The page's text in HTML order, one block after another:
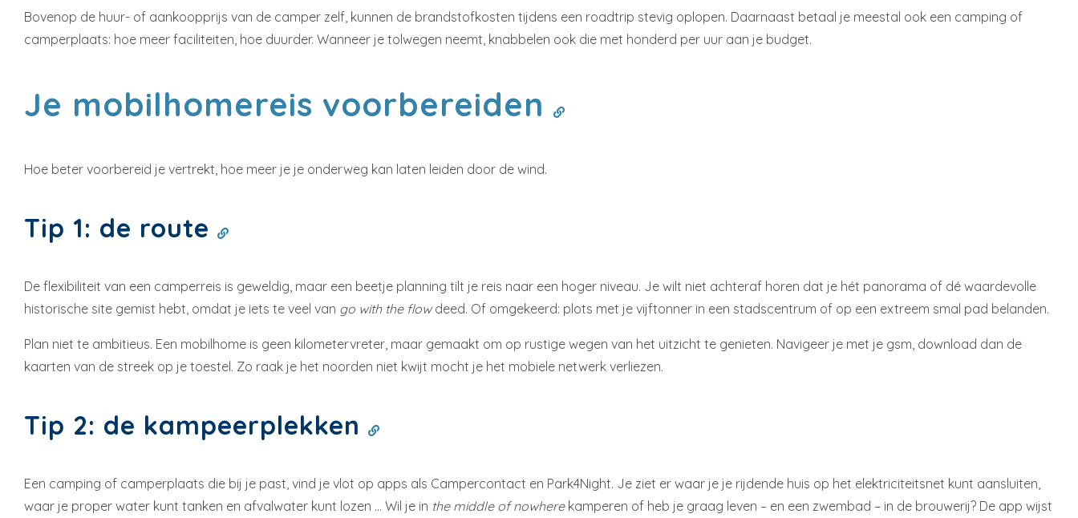
Bovenop de huur- of aankoopprijs van de camper zelf, kunnen de brandstofkosten tijdens een roadtrip stevig oplopen. Daarnaast betaal je meestal ook een camping of
camperplaats: hoe meer faciliteiten, hoe duurder. Wanneer je tolwegen neemt, knabbelen ook die met honderd per uur aan je budget.
Je mobilhomereis voorbereiden
Hoe beter voorbereid je vertrekt, hoe meer je je onderweg kan laten leiden door de wind.
Tip 1: de route
De flexibiliteit van een camperreis is geweldig, maar een beetje planning tilt je reis naar een hoger niveau. Je wilt niet achteraf horen dat je hét panorama of dé waardevolle
historische site gemist hebt, omdat je iets te veel van go with the flowdeed. Of omgekeerd: plots met je vijftonner in een stadscentrum of op een extreem smal pad belanden.
Plan niet te ambitieus. Een mobilhome is geen kilometervreter, maar gemaakt om op rustige wegen van het uitzicht te genieten. Navigeer je met je gsm, download dan de
kaarten van de streek op je toestel. Zo raak je het noorden niet kwijt mocht je het mobiele netwerk verliezen.
Tip 2: de kampeerplekken
Een camping of camperplaats die bij je past, vind je vlot op apps als Campercontact en Park4Night. Je ziet er waar je je rijdende huis op het elektriciteitsnet kunt aansluiten,
waar je proper water kunt tanken en afvalwater kunt lozen … Wil je in the middle of nowherekamperen of heb je graag leven – en een zwembad – in de brouwerij? De app wijst